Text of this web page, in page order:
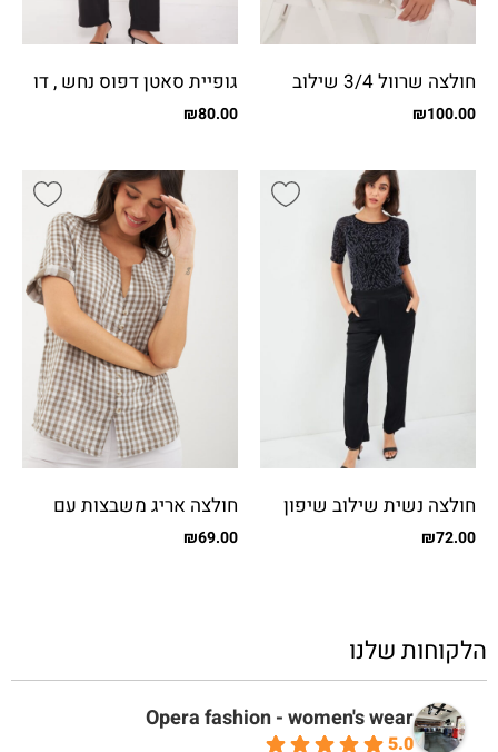
חולצה שרוול 3/4 שילוב
פייטים₪100.00
גופיית סאטן דפוס נחש , דו
צדדי ₪80.00
חולצה נשית שילוב שיפון
מבריק₪72.00
חולצה אריג משבצות עם
כפתורים
₪69.00
הלקוחות שלנו
Opera fashion - women's wear
5.0